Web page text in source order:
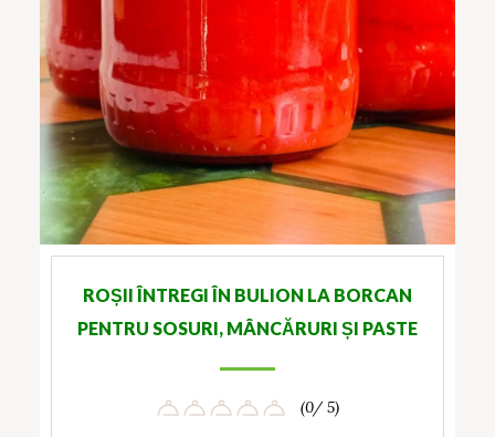
ROȘII ÎNTREGI ÎN BULION LA BORCAN
PENTRU SOSURI, MÂNCĂRURI ȘI PASTE
(0/ 5)